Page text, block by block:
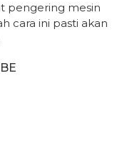
pengering mesin
cara ini pasti akan